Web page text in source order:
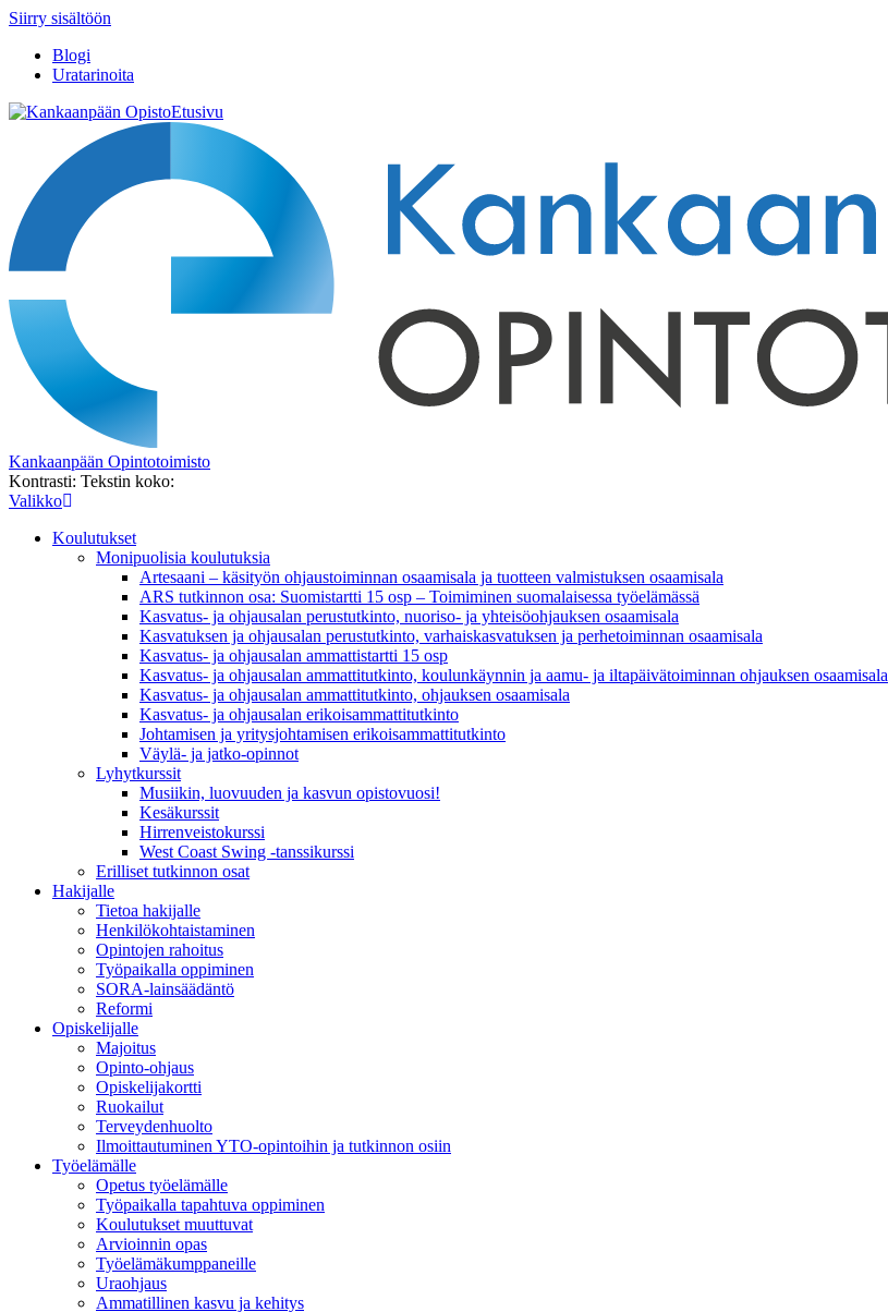
Siirry sisältöön
Blogi
Uratarinoita
Etusivu
Kankaanpään Opintotoimisto
Kontrasti: Tekstin koko:
Valikko
Koulutukset
Monipuolisia koulutuksia
Artesaani – käsityön ohjaustoiminnan osaamisala ja tuotteen valmistuksen osaamisala
ARS tutkinnon osa: Suomistartti 15 osp – Toimiminen suomalaisessa työelämässä
Kasvatus- ja ohjausalan perustutkinto, nuoriso- ja yhteisöohjauksen osaamisala
Kasvatuksen ja ohjausalan perustutkinto, varhaiskasvatuksen ja perhetoiminnan osaamisala
Kasvatus- ja ohjausalan ammattistartti 15 osp
Kasvatus- ja ohjausalan ammattitutkinto, koulunkäynnin ja aamu- ja iltapäivätoiminnan ohjauksen osaamisala
Kasvatus- ja ohjausalan ammattitutkinto, ohjauksen osaamisala
Kasvatus- ja ohjausalan erikoisammattitutkinto
Johtamisen ja yritysjohtamisen erikoisammattitutkinto
Väylä- ja jatko-opinnot
Lyhytkurssit
Musiikin, luovuuden ja kasvun opistovuosi!
Kesäkurssit
Hirrenveistokurssi
West Coast Swing -tanssikurssi
Erilliset tutkinnon osat
Hakijalle
Tietoa hakijalle
Henkilökohtaistaminen
Opintojen rahoitus
Työpaikalla oppiminen
SORA-lainsäädäntö
Reformi
Opiskelijalle
Majoitus
Opinto-ohjaus
Opiskelijakortti
Ruokailut
Terveydenhuolto
Ilmoittautuminen YTO-opintoihin ja tutkinnon osiin
Työelämälle
Opetus työelämälle
Työpaikalla tapahtuva oppiminen
Koulutukset muuttuvat
Arvioinnin opas
Työelämäkumppaneille
Uraohjaus
Ammatillinen kasvu ja kehitys